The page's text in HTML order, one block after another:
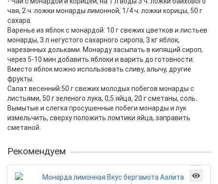
чая, 2 ч. ложки монарды лимонной, 1/4 ч. ложки корицы, 50 г
сахара.
Варенье из яблок с монардой: 10 г свежих цветков и листьев
монарды, 3 л негустого сахарного сиропа, 3 кг яблок,
нарезанных дольками. Монарду засыпать в кипящий сироп,
через 5-10 мин добавить яблоки и варить до готовности.
Вместо яблок можно использовать сливу, алычу, другие
фрукты.
Салат весенний:50 г свежих молодых побегов монарды с
листьями, 50 г зеленого лука, 0,5 яйца, 20 г сметаны, соль.
Вымытые и слегка просушенные побеги монарды и лук
измельчить, сверху положить ломтики яйца, заправить
сметаной.
Рекомендуем